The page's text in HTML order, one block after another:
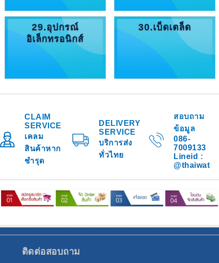
29.อุปกรณ์
อิเล็กทรอนิกส์
30.เบ็ดเตล็ด
CLAIM
SERVICE
เคลม
สินค้าหาก
ชำรุด
DELIVERY
SERVICE
บริการส่ง
ทั่วไทย
สอบถาม
ข้อมูล
086-
7009133
Lineid :
@thaiwat
ติดต่อสอบถาม